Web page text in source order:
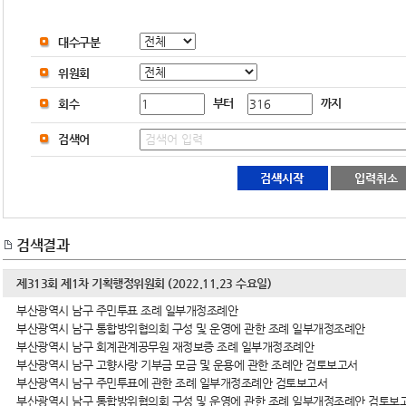
대수구분
위원회
회수 부터 까지
검색어
검색결과
제313회 제1차 기획행정위원회 (2022.11.23 수요일)
부산광역시 남구 주민투표 조례 일부개정조례안
부산광역시 남구 통합방위협의회 구성 및 운영에 관한 조례 일부개정조례안
부산광역시 남구 회계관계공무원 재정보증 조례 일부개정조례안
부산광역시 남구 고향사랑 기부금 모금 및 운용에 관한 조례안 검토보고서
부산광역시 남구 주민투표에 관한 조례 일부개정조례안 검토보고서
부산광역시 남구 통합방위협의회 구성 및 운영에 관한 조례 일부개정조례안 검토보